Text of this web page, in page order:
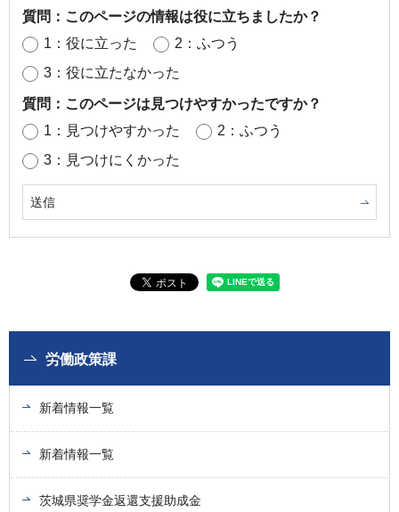
質問：このページの情報は役に立ちましたか？
1：役に立った
2：ふつう
3：役に立たなかった
質問：このページは見つけやすかったですか？
1：見つけやすかった
2：ふつう
3：見つけにくかった
労働政策課
新着情報一覧
新着情報一覧
茨城県奨学金返還支援助成金